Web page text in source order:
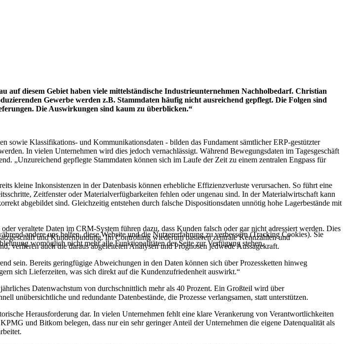
auf diesem Gebiet haben viele mittelständische Industrieunternehmen Nachholbedarf. Christian
Gewerbe werden z.B. Stammdaten häufig nicht ausreichend gepflegt. Die Folgen sind
Die Auswirkungen sind kaum zu überblicken.“
sowie Klassifikations- und Kommunikationsdaten - bilden das Fundament sämtlicher ERP-gestützter
In vielen Unternehmen wird dies jedoch vernachlässigt. Während Bewegungsdaten im Tagesgeschäft
„Unzureichend gepflegte Stammdaten können sich im Laufe der Zeit zu einem zentralen Engpass für
kleine Inkonsistenzen in der Datenbasis können erhebliche Effizienzverluste verursachen. So führt eine
Zeitfenster oder Materialverfügbarkeiten fehlen oder ungenau sind. In der Materialwirtschaft kann
abgebildet sind. Gleichzeitig entstehen durch falsche Dispositionsdaten unnötig hohe Lagerbestände mit
veraltete Daten im CRM-System führen dazu, dass Kunden falsch oder gar nicht adressiert werden. Dies
und Kundenbindung. Im Controlling wiederum basieren zentrale Kennzahlen und
verlieren auch die daraus abgeleiteten Analysen und Prognosen jedwede Aussagekraft.
sein. Bereits geringfügige Abweichungen in den Daten können sich über Prozessketten hinweg
sich Lieferzeiten, was sich direkt auf die Kundenzufriedenheit auswirkt.“
Datenwachstum von durchschnittlich mehr als 40 Prozent. Ein Großteil wird über
unübersichtliche und redundante Datenbestände, die Prozesse verlangsamen, statt unterstützen.
Herausforderung dar. In vielen Unternehmen fehlt eine klare Verankerung von Verantwortlichkeiten
und Bitkom belegen, dass nur ein sehr geringer Anteil der Unternehmen die eigene Datenqualität als
andere uns helfen, diese Website und die Nutzererfahrung zu verbessern (Tracking Cookies). Sie
womöglich nicht mehr alle Funktionalitäten der Seite zur Verfügung stehen.